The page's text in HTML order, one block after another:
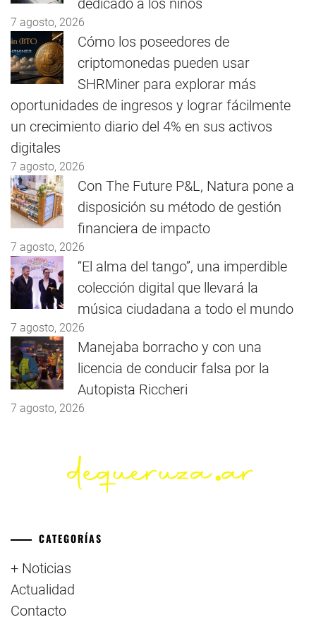
dedicado a los niños
7 agosto, 2026
Cómo los poseedores de
criptomonedas pueden usar
SHRMiner para explorar más
oportunidades de ingresos y lograr fácilmente
un crecimiento diario del 4% en sus activos
digitales
7 agosto, 2026
Con The Future P&L, Natura pone a
disposición su método de gestión
financiera de impacto
7 agosto, 2026
“El alma del tango”, una imperdible
colección digital que llevará la
música ciudadana a todo el mundo
7 agosto, 2026
Manejaba borracho y con una
licencia de conducir falsa por la
Autopista Riccheri
7 agosto, 2026
CATEGORÍAS
+ Noticias
Actualidad
Contacto